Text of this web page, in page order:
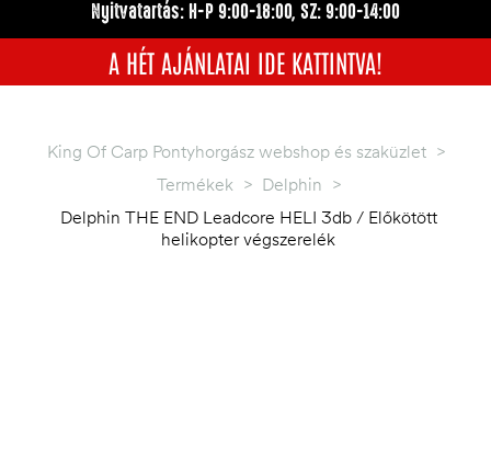
Nyitvatartás: H-P 9:00-18:00, SZ: 9:00-14:00
A HÉT AJÁNLATAI IDE KATTINTVA!
King Of Carp Pontyhorgász webshop és szaküzlet >
Termékek > Delphin >
Delphin THE END Leadcore HELI 3db / Előkötött
helikopter végszerelék